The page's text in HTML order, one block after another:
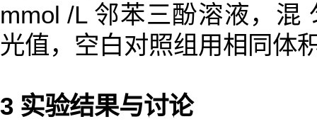
mmol /L 邻苯三酚溶液，混
光值，空白对照组用相同体
3 实验结果与讨论